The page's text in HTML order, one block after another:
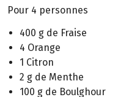
Pour 4 personnes
400 g de Fraise
4 Orange
1 Citron
2 g de Menthe
100 g de Boulghour